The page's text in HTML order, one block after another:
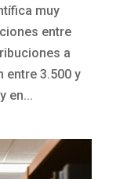
muy
entre
a
entre 3.500 y
en...